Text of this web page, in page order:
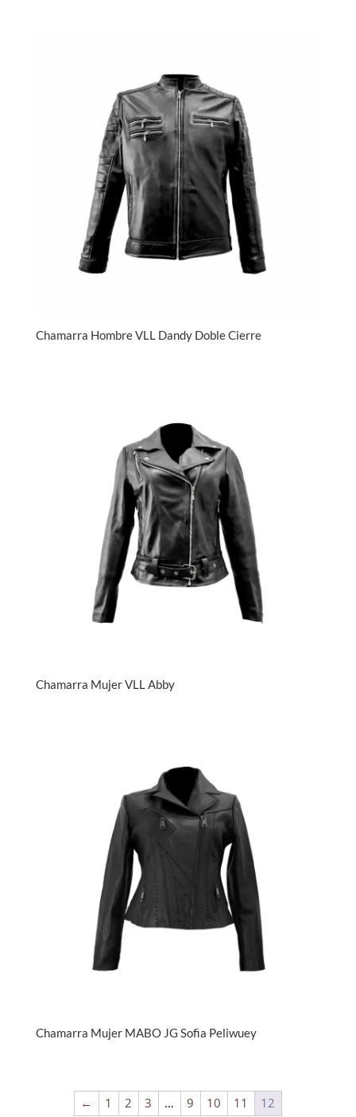
Chamarra Hombre VLL Dandy Doble Cierre
Chamarra Mujer VLL Abby
Chamarra Mujer MABO JG Sofia Peliwuey
← 1 2 3 … 9 10 11 12